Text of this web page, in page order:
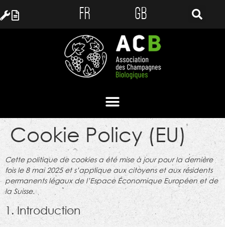
FR GB
Cookie Policy (EU)
Cette politique de cookies a été mise à jour pour la dernière
fois le 8 mai 2025 et s’applique aux citoyens et aux résidents
permanents légaux de l’Espace Économique Européen et de
la Suisse.
1. Introduction